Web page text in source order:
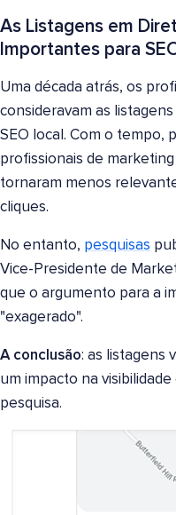
As Listagens em
Importantes para
Uma década atrás, os
consideravam as
SEO local. Com o tempo,
profissionais de
tornaram menos
cliques.
No entanto, pesquisas
Vice-Presidente de
que o argumento para a
"exagerado".
A conclusão: as listagens
um impacto na
pesquisa.